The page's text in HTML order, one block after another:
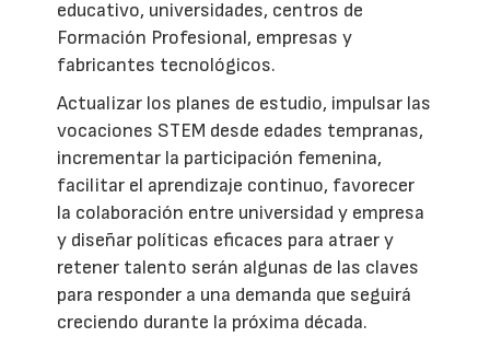
educativo, universidades, centros de
Formación Profesional, empresas y
fabricantes tecnológicos.
Actualizar los planes de estudio, impulsar las
vocaciones STEM desde edades tempranas,
incrementar la participación femenina,
facilitar el aprendizaje continuo, favorecer
la colaboración entre universidad y empresa
y diseñar políticas eficaces para atraer y
retener talento serán algunas de las claves
para responder a una demanda que seguirá
creciendo durante la próxima década.